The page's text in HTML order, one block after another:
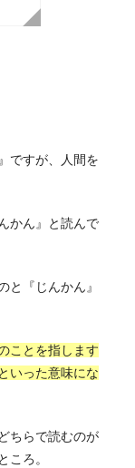
ですが、人間を
かん』と読んで
と『じんかん』
ことを指します
いった意味にな
ちらで読むのが
ころ。